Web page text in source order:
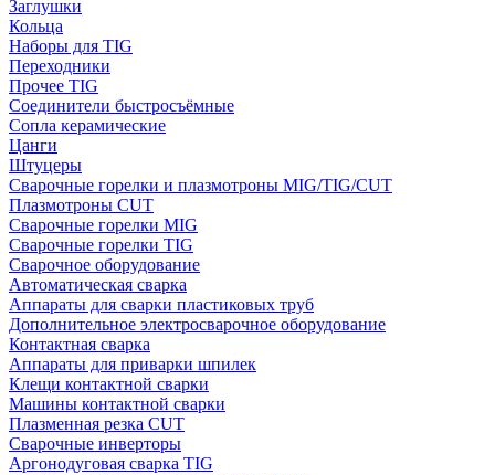
Заглушки
Кольца
Наборы для TIG
Переходники
Прочее TIG
Соединители быстросъёмные
Сопла керамические
Цанги
Штуцеры
Сварочные горелки и плазмотроны MIG/TIG/CUT
Плазмотроны CUT
Сварочные горелки MIG
Сварочные горелки TIG
Сварочное оборудование
Автоматическая сварка
Аппараты для сварки пластиковых труб
Дополнительное электросварочное оборудование
Контактная сварка
Аппараты для приварки шпилек
Клещи контактной сварки
Машины контактной сварки
Плазменная резка CUT
Сварочные инверторы
Аргонодуговая сварка TIG